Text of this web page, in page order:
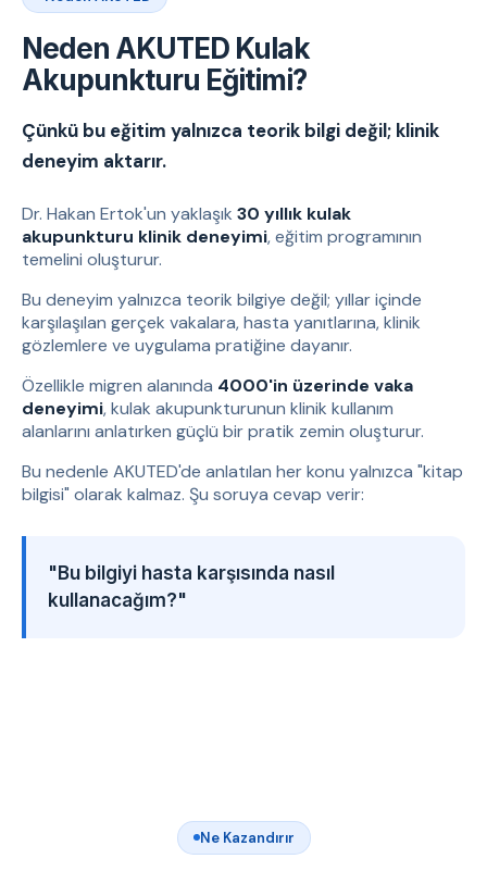
Neden AKUTED Kulak
Akupunkturu Eğitimi?
Çünkü bu eğitim yalnızca teorik bilgi değil; klinik
deneyim aktarır.
Dr. Hakan Ertok'un yaklaşık 30 yıllık kulak
akupunkturu klinik deneyimi, eğitim programının
temelini oluşturur.
Bu deneyim yalnızca teorik bilgiye değil; yıllar içinde
karşılaşılan gerçek vakalara, hasta yanıtlarına, klinik
gözlemlere ve uygulama pratiğine dayanır.
Özellikle migren alanında 4000'in üzerinde vaka
deneyimi, kulak akupunkturunun klinik kullanım
alanlarını anlatırken güçlü bir pratik zemin oluşturur.
Bu nedenle AKUTED'de anlatılan her konu yalnızca "kitap
bilgisi" olarak kalmaz. Şu soruya cevap verir:
"Bu bilgiyi hasta karşısında nasıl
kullanacağım?"
Ne Kazandırır